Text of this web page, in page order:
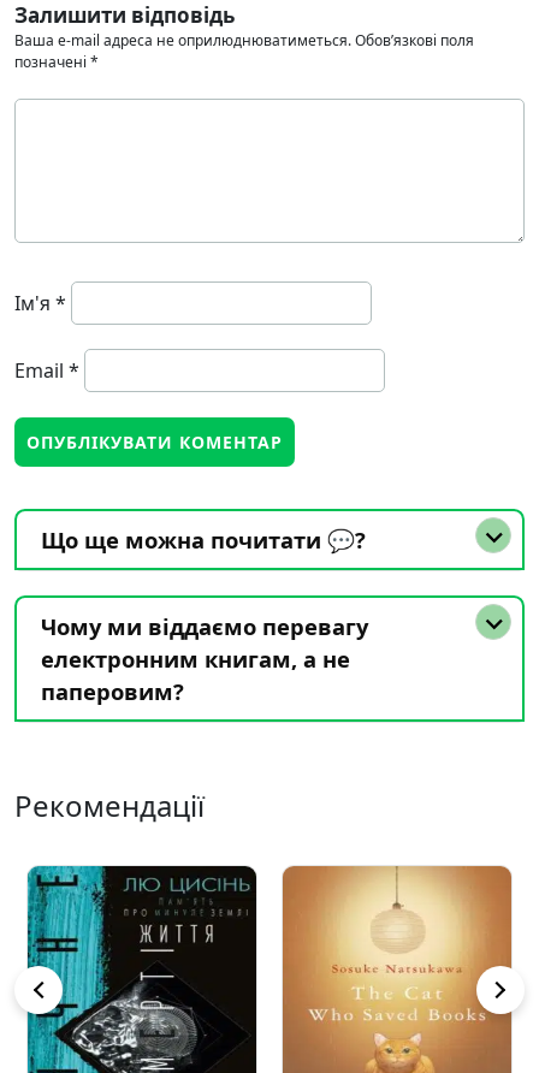
Залишити відповідь
Ваша e-mail адреса не оприлюднюватиметься.Обов’язкові поля
позначені *
Ім'я *
Email *
Що ще можна почитати 💬?
Чому ми віддаємо перевагу
електронним книгам, а не
паперовим?
Рекомендації